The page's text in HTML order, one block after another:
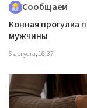
Сообщаем
Конная прогулка
мужчины
6 августа, 16:37